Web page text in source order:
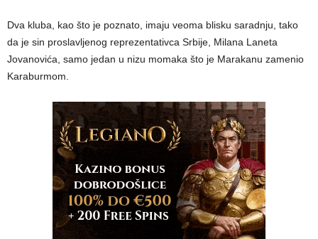
Dva kluba, kao što je poznato, imaju veoma blisku saradnju, tako
da je sin proslavljenog reprezentativca Srbije, Milana Laneta
Jovanovića, samo jedan u nizu momaka što je Marakanu zamenio
Karaburmom.